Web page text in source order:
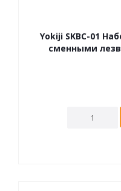
Yokiji SKBC-01
сменными